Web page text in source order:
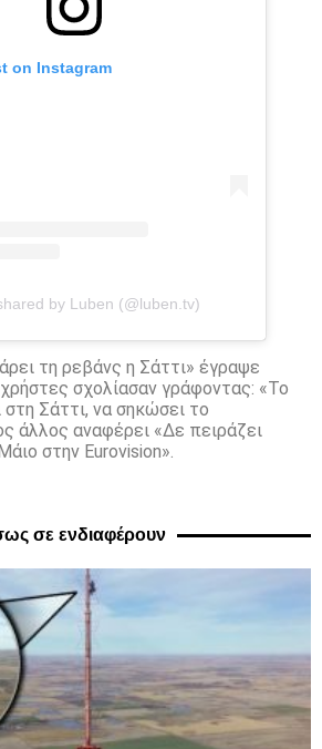
on Instagram
by Luben (@luben.tv)
τη ρεβάνς η Σάττι» έγραψε
σχολίασαν γράφοντας: «Το
Σάττι, να σηκώσει το
άλλος αναφέρει «Δε πειράζει
στην Eurovision».
σε ενδιαφέρουν